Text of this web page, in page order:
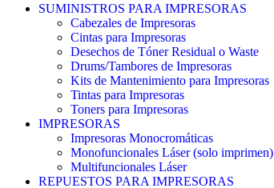
SUMINISTROS PARA IMPRESORAS
Cabezales de Impresoras
Cintas para Impresoras
Desechos de Tóner Residual o Waste
Drums/Tambores de Impresoras
Kits de Mantenimiento para Impresoras
Tintas para Impresoras
Toners para Impresoras
IMPRESORAS
Impresoras Monocromáticas
Monofuncionales Láser (solo imprimen)
Multifuncionales Láser
REPUESTOS PARA IMPRESORAS